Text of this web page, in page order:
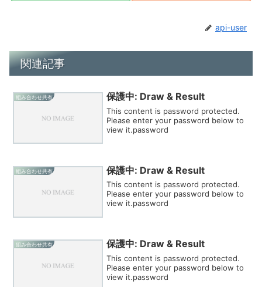
api-user
関連記事
組み合わせ共有 保護中: Draw & Result
This content is password protected.
Please enter your password below to
view it.password
組み合わせ共有 保護中: Draw & Result
This content is password protected.
Please enter your password below to
view it.password
組み合わせ共有 保護中: Draw & Result
This content is password protected.
Please enter your password below to
view it.password